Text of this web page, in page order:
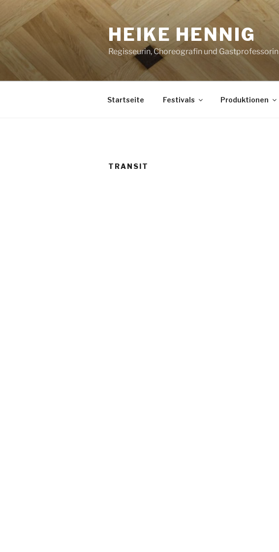
Inhalt
springen
HEIKE HENNIG
Regisseurin, Choreografin und Gastprofessorin
Startseite Festivals Produktionen
TRANSIT